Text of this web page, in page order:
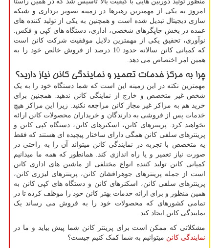
امروز به یکی از مهمترین رهبرها در زمینه تصویر برداری و شبکه
سازی دیجیتال تبدیل شده است و همچنین به یکی از تولید کننده های
عمده در بخش چاپگرهای شخصی، اداری، دستگاه های کپی و فکس.
نوآوری، تحقیق یکی از مهمترین دلایل موفقیت شرکت کانن است
که کمپانی کانن سالانه حدود 10 درصد از فروش خالص خود را به
همین امر اختصاص می دهد.
چرا به مرکز خدمات تعمیر و نمایندگی کانن نیاز دارید؟
مهمترین نکته در این زمینه این است که شما دستگاه خود را به یک
شخص غیر متخصص و خارج از نماینگی کانن ندهید. همچنین برای
خرید هم به مراکز غیر مجاز کانن مراجعه نکنید. زیرا این مراکز هیچ
خدمات پس از فروشی به دارندگان و خریداران محصولات کانن ارائه
نخواهند کرد. پرینترهای کانن، اسکنرهای کانن، دستگاه کپی کانن و
پرینترهای سلفی کانن همگی دارای ساختار پیچیده ای هستند که فقط
یه متخصص با تجربه در نمایندگی کانن میتواند آن را به راحتی در
صورت نیاز تعمیر و یا راه اندازی کند. همانطور که همه ما میدانیم
کمپانی کانن تولید کننده انواع مختلفی از ماشین های اداری کانن
است از جمله پرینترهای جوهرافشان کانن، پرینترهای لیزری کانن،
پرینترهای سلفی کانن، اسکنرهای کانن و دستگاه های کپی کانن به
همین منظور و برای ارائه خدمات بهتر کانن خود را موظف کرده تا در
تمامی کشورهای که محصولات خود را به فروش می رساند یک
نمایندگی کانن ایجاد کند.
مشکلاتی که ممکن است برای پرینتر کانن شما پیش بیاید و ما در
نمایندگی کانن میتوانیم به شما کمک کنیم چیست؟